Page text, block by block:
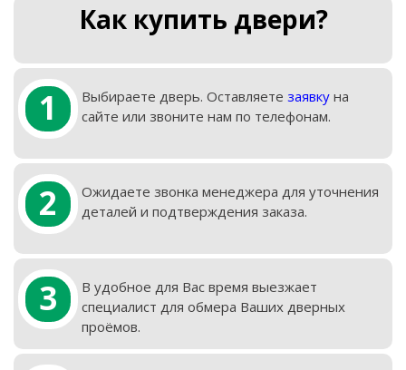
Как купить двери?
1 Выбираете дверь. Оставляете заявкуна
сайте или звоните нам по телефонам.
2
Ожидаете звонка менеджера для уточнения
деталей и подтверждения заказа.
3
В удобное для Вас время выезжает
специалист для обмера Ваших дверных
проёмов.